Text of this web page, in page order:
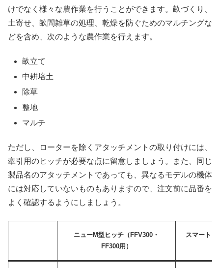
けでなく様々な農作業を行うことができます。畝づくり、
土寄せ、畝間雑草の処理、乾燥を防ぐためのマルチングな
どを含め、次のような農作業を行えます。
畝立て
中耕培土
除草
整地
マルチ
ただし、ローターを除くアタッチメントの取り付けには、
牽引用のヒッチが必要な点に留意しましょう。また、同じ
製品名のアタッチメントであっても、異なるモデルの機体
には対応していないものもありますので、注文前に品番を
よく確認するようにしましょう。
ニューM型ヒッチ（FFV300・
FF300用）
スマートヒ